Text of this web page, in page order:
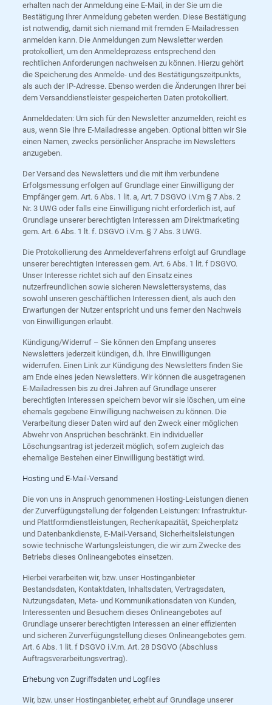
erhalten nach der Anmeldung eine E-Mail, in der Sie um die
Bestätigung Ihrer Anmeldung gebeten werden. Diese Bestätigung
ist notwendig, damit sich niemand mit fremden E-Mailadressen
anmelden kann. Die Anmeldungen zum Newsletter werden
protokolliert, um den Anmeldeprozess entsprechend den
rechtlichen Anforderungen nachweisen zu können. Hierzu gehört
die Speicherung des Anmelde- und des Bestätigungszeitpunkts,
als auch der IP-Adresse. Ebenso werden die Änderungen Ihrer bei
dem Versanddienstleister gespeicherten Daten protokolliert.
Anmeldedaten: Um sich für den Newsletter anzumelden, reicht es
aus, wenn Sie Ihre E-Mailadresse angeben. Optional bitten wir Sie
einen Namen, zwecks persönlicher Ansprache im Newsletters
anzugeben.
Der Versand des Newsletters und die mit ihm verbundene
Erfolgsmessung erfolgen auf Grundlage einer Einwilligung der
Empfänger gem. Art. 6 Abs. 1 lit. a, Art. 7 DSGVO i.V.m § 7 Abs. 2
Nr. 3 UWG oder falls eine Einwilligung nicht erforderlich ist, auf
Grundlage unserer berechtigten Interessen am Direktmarketing
gem. Art. 6 Abs. 1 lt. f. DSGVO i.V.m. § 7 Abs. 3 UWG.
Die Protokollierung des Anmeldeverfahrens erfolgt auf Grundlage
unserer berechtigten Interessen gem. Art. 6 Abs. 1 lit. f DSGVO.
Unser Interesse richtet sich auf den Einsatz eines
nutzerfreundlichen sowie sicheren Newslettersystems, das
sowohl unseren geschäftlichen Interessen dient, als auch den
Erwartungen der Nutzer entspricht und uns ferner den Nachweis
von Einwilligungen erlaubt.
Kündigung/Widerruf – Sie können den Empfang unseres
Newsletters jederzeit kündigen, d.h. Ihre Einwilligungen
widerrufen. Einen Link zur Kündigung des Newsletters finden Sie
am Ende eines jeden Newsletters. Wir können die ausgetragenen
E-Mailadressen bis zu drei Jahren auf Grundlage unserer
berechtigten Interessen speichern bevor wir sie löschen, um eine
ehemals gegebene Einwilligung nachweisen zu können. Die
Verarbeitung dieser Daten wird auf den Zweck einer möglichen
Abwehr von Ansprüchen beschränkt. Ein individueller
Löschungsantrag ist jederzeit möglich, sofern zugleich das
ehemalige Bestehen einer Einwilligung bestätigt wird.
Hosting und E-Mail-Versand
Die von uns in Anspruch genommenen Hosting-Leistungen dienen
der Zurverfügungstellung der folgenden Leistungen: Infrastruktur-
und Plattformdienstleistungen, Rechenkapazität, Speicherplatz
und Datenbankdienste, E-Mail-Versand, Sicherheitsleistungen
sowie technische Wartungsleistungen, die wir zum Zwecke des
Betriebs dieses Onlineangebotes einsetzen.
Hierbei verarbeiten wir, bzw. unser Hostinganbieter
Bestandsdaten, Kontaktdaten, Inhaltsdaten, Vertragsdaten,
Nutzungsdaten, Meta- und Kommunikationsdaten von Kunden,
Interessenten und Besuchern dieses Onlineangebotes auf
Grundlage unserer berechtigten Interessen an einer effizienten
und sicheren Zurverfügungstellung dieses Onlineangebotes gem.
Art. 6 Abs. 1 lit. f DSGVO i.V.m. Art. 28 DSGVO (Abschluss
Auftragsverarbeitungsvertrag).
Erhebung von Zugriffsdaten und Logfiles
Wir, bzw. unser Hostinganbieter, erhebt auf Grundlage unserer